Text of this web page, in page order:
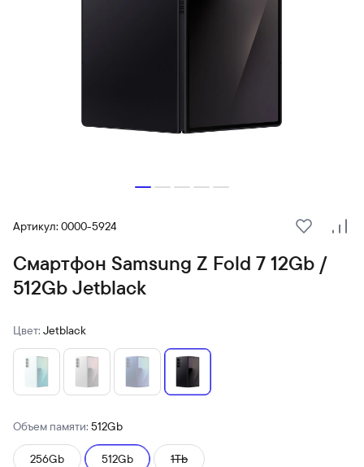
Артикул: 0000-5924
В
Смартфон Samsung Z Fold 7 12Gb /
512Gb Jetblack
Цвет: Jetblack
Объем памяти: 512Gb
256Gb 512Gb 1Tb